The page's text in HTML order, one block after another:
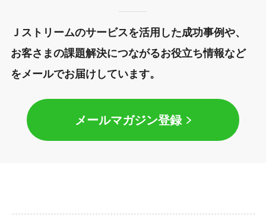
Ｊストリームのサービスを活用した成功事例や、
お客さまの課題解決につながるお役立ち情報など
をメールでお届けしています。
メールマガジン登録